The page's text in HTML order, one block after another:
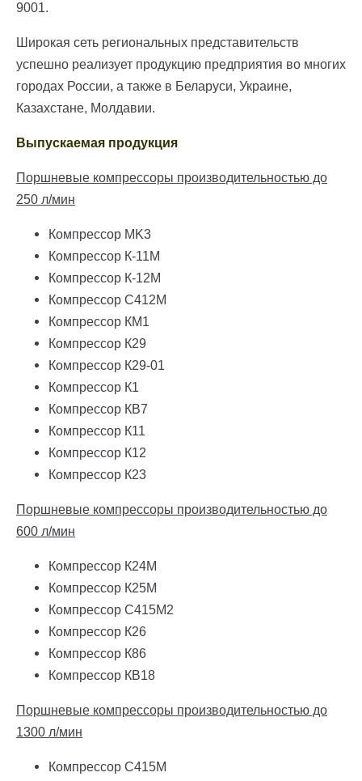
9001.
Широкая сеть региональных представительств
успешно реализует продукцию предприятия во многих
городах России, а также в Беларуси, Украине,
Казахстане, Молдавии.
Выпускаемая продукция
Поршневые компрессоры производительностью до
250 л/мин
Компрессор МK3
Компрессор К-11М
Компрессор К-12М
Компрессор С412М
Компрессор КМ1
Компрессор К29
Компрессор К29-01
Компрессор К1
Компрессор КВ7
Компрессор К11
Компрессор К12
Компрессор К23
Поршневые компрессоры производительностью до
600 л/мин
Компрессор К24М
Компрессор К25М
Компрессор С415М2
Компрессор К26
Компрессор К86
Компрессор КВ18
Поршневые компрессоры производительностью до
1300 л/мин
Компрессор С415М